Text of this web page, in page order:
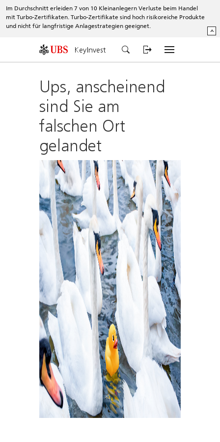
Im Durchschnitt erleiden 7 von 10 Kleinanlegern Verluste beim Handel
mit Turbo-Zertifikaten. Turbo-Zertifikate sind hoch risikoreiche Produkte
und nicht für langfristige Anlagestrategien geeignet.
^
KeyInvest
Ups, anscheinend
sind Sie am
falschen Ort
gelandet